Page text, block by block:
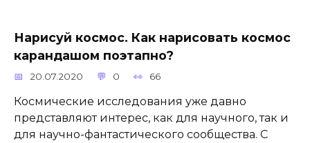
Нарисуй космос. Как нарисовать космос
карандашом поэтапно?
20.07.2020 0 66
Космические исследования уже давно
представляют интерес, как для научного, так и
для научно-фантастического сообщества. С